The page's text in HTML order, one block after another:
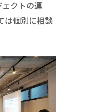
クトの運
は個別に相談